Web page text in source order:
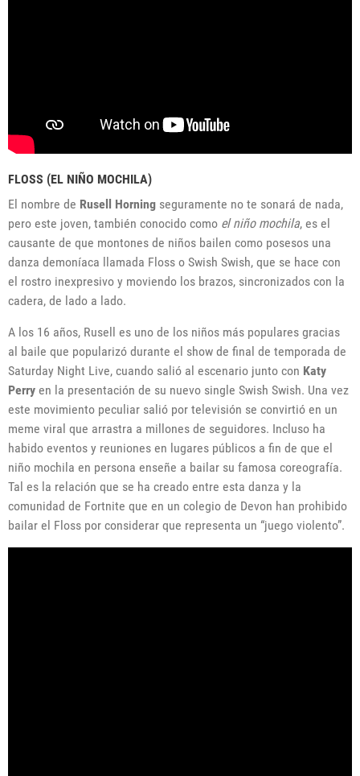
FLOSS (EL NIÑO MOCHILA)
El nombre de Rusell Horning seguramente no te sonará de nada,
pero este joven, también conocido como el niño mochila, es el
causante de que montones de niños bailen como posesos una
danza demoníaca llamada Floss o Swish Swish, que se hace con
el rostro inexpresivo y moviendo los brazos, sincronizados con la
cadera, de lado a lado.
A los 16 años, Rusell es uno de los niños más populares gracias
al baile que popularizó durante el show de final de temporada de
Saturday Night Live, cuando salió al escenario junto con Katy
Perry en la presentación de su nuevo single Swish Swish. Una vez
este movimiento peculiar salió por televisión se convirtió en un
meme viral que arrastra a millones de seguidores. Incluso ha
habido eventos y reuniones en lugares públicos a fin de que el
niño mochila en persona enseñe a bailar su famosa coreografía.
Tal es la relación que se ha creado entre esta danza y la
comunidad de Fortnite que en un colegio de Devon han prohibido
bailar el Floss por considerar que representa un “juego violento”.